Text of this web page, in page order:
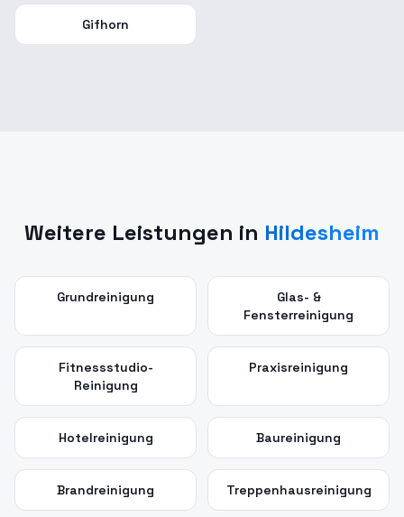
Gifhorn
Weitere Leistungen in Hildesheim
Grundreinigung
Glas- &
Fensterreinigung
Fitnessstudio-
Reinigung
Praxisreinigung
Hotelreinigung Baureinigung
Brandreinigung Treppenhausreinigung